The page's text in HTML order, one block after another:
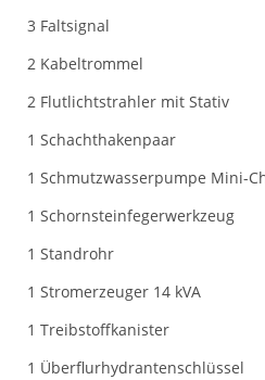
3 Faltsignal
2 Kabeltrommel
2 Flutlichtstrahler mit Stativ
1 Schachthakenpaar
1 Schmutzwasserpumpe Mini-
1 Schornsteinfegerwerkzeug
1 Standrohr
1 Stromerzeuger 14 kVA
1 Treibstoffkanister
1 Überflurhydrantenschlüssel